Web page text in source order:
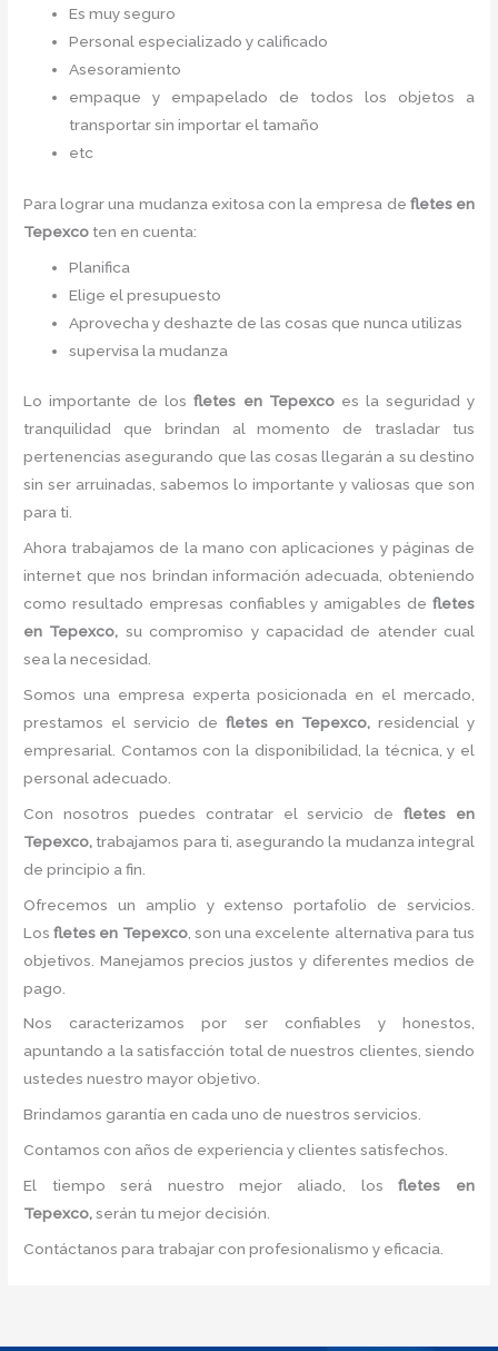
Es muy seguro
Personal especializado y calificado
Asesoramiento
empaque y empapelado de todos los objetos a
transportar sin importar el tamaño
etc
Para lograr una mudanza exitosa con la empresa de fletes en
Tepexco ten en cuenta:
Planifica
Elige el presupuesto
Aprovecha y deshazte de las cosas que nunca utilizas
supervisa la mudanza
Lo importante de losfletes en Tepexco es la seguridad y
tranquilidad que brindan al momento de trasladar tus
pertenencias asegurando que las cosas llegarán a su destino
sin ser arruinadas, sabemos lo importante y valiosas que son
para ti.
Ahora trabajamos de la mano con aplicaciones y páginas de
internet que nos brindan información adecuada, obteniendo
como resultado empresas confiables y amigables de fletes
en Tepexco, su compromiso y capacidad de atender cual
sea la necesidad.
Somos una empresa experta posicionada en el mercado,
prestamos el servicio de fletes en Tepexco, residencial y
empresarial. Contamos con la disponibilidad, la técnica, y el
personal adecuado.
Con nosotros puedes contratar el servicio defletes en
Tepexco, trabajamos para ti, asegurando la mudanza integral
de principio a fin.
Ofrecemos un amplio y extenso portafolio de servicios.
Losfletes en Tepexco, son una excelente alternativa para tus
objetivos. Manejamos precios justos y diferentes medios de
pago.
Nos caracterizamos por ser confiables y honestos,
apuntando a la satisfacción total de nuestros clientes, siendo
ustedes nuestro mayor objetivo.
Brindamos garantía en cada uno de nuestros servicios.
Contamos con años de experiencia y clientes satisfechos.
El tiempo será nuestro mejor aliado, losfletes en
Tepexco,serán tu mejor decisión.
Contáctanos para trabajar con profesionalismo y eficacia.